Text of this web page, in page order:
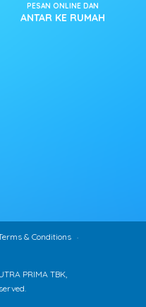
PESAN ONLINE DAN
ANTAR KE RUMAH
& Conditions
PRIMA TBK,